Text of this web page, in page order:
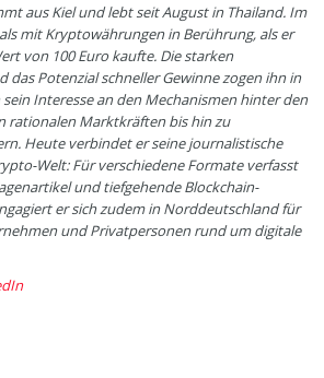
aus Kiel und lebt seit August in Thailand. Im
mit Kryptowährungen in Berührung, als er
von 100 Euro kaufte. Die starken
das Potenzial schneller Gewinne zogen ihn in
Interesse an den Mechanismen hinter den
rationalen Marktkräften bis hin zu
Heute verbindet er seine journalistische
Welt: Für verschiedene Formate verfasst
und tiefgehende Blockchain-
er sich zudem in Norddeutschland für
und Privatpersonen rund um digitale